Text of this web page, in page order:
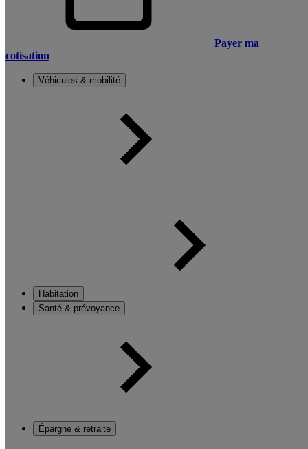
Payer ma
cotisation
Véhicules & mobilité
Habitation
Santé & prévoyance
Épargne & retraite